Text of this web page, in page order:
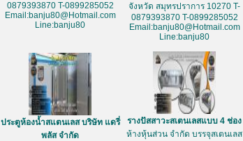
0879393870 T-0899285052
Email:banju80@Hotmail.com
Line:banju80
จังหวัด สมุทรปราการ 10270 T-
0879393870 T-0899285052
Email:banju80@Hotmail.com
Line:banju80
ประตูห้องน้ำสแตนเลส บริษัท แดรี่
พลัส จำกัด
รางปัสสาวะสเตนเลสแบบ 4 ช่อง
ห้างหุ้นส่วน จำกัด บรรจุสเตนเลส